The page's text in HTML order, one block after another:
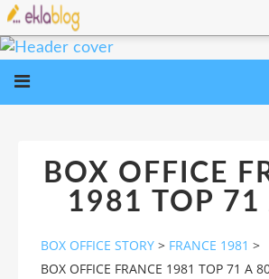
BOX OFFICE
1981 TOP 71
BOX OFFICE STORY > FRANCE 1981 >
BOX OFFICE FRANCE 1981 TOP 71 A